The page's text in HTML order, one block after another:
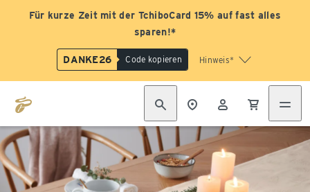
Für kurze Zeit mit der TchiboCard 15% auf fast alles
sparen!*
DANKE26 Code kopieren Hinweis*